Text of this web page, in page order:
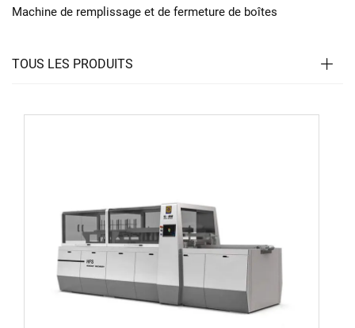
Machine de remplissage et de fermeture de boîtes
TOUS LES PRODUITS